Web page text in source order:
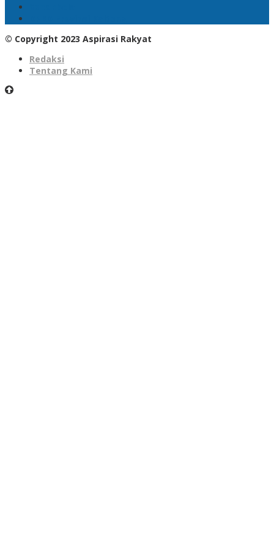
© Copyright 2023 Aspirasi Rakyat
Redaksi
Tentang Kami